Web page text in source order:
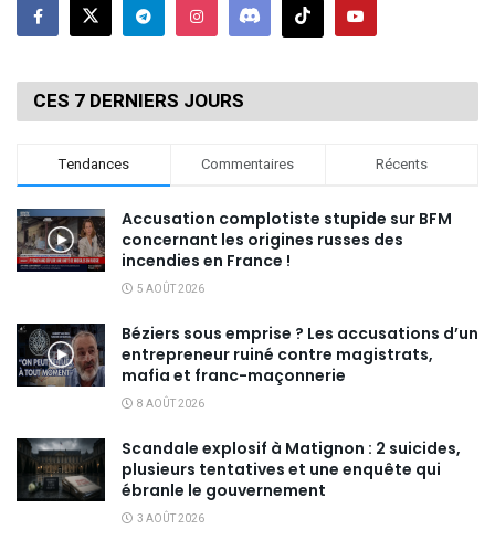
CES 7 DERNIERS JOURS
Tendances Commentaires Récents
Accusation complotiste stupide sur BFM
concernant les origines russes des
incendies en France !
5 AOÛT 2026
Béziers sous emprise ? Les accusations d’un
entrepreneur ruiné contre magistrats,
mafia et franc-maçonnerie
8 AOÛT 2026
Scandale explosif à Matignon : 2 suicides,
plusieurs tentatives et une enquête qui
ébranle le gouvernement
3 AOÛT 2026